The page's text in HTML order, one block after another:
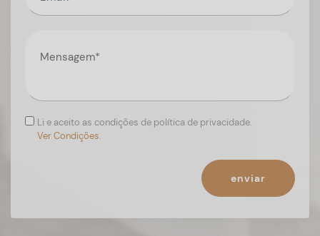
Li e aceito as condições de política de privacidade.
Ver Condições.
enviar